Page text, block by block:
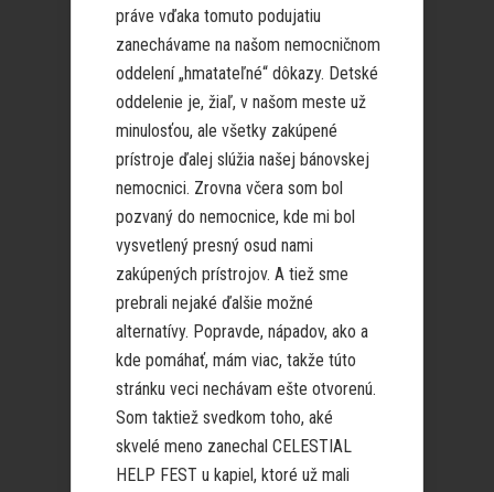
práve vďaka tomuto podujatiu
zanechávame na našom nemocničnom
oddelení „hmatateľné“ dôkazy. Detské
oddelenie je, žiaľ, v našom meste už
minulosťou, ale všetky zakúpené
prístroje ďalej slúžia našej bánovskej
nemocnici. Zrovna včera som bol
pozvaný do nemocnice, kde mi bol
vysvetlený presný osud nami
zakúpených prístrojov. A tiež sme
prebrali nejaké ďalšie možné
alternatívy. Popravde, nápadov, ako a
kde pomáhať, mám viac, takže túto
stránku veci nechávam ešte otvorenú.
Som taktiež svedkom toho, aké
skvelé meno zanechal CELESTIAL
HELP FEST u kapiel, ktoré už mali